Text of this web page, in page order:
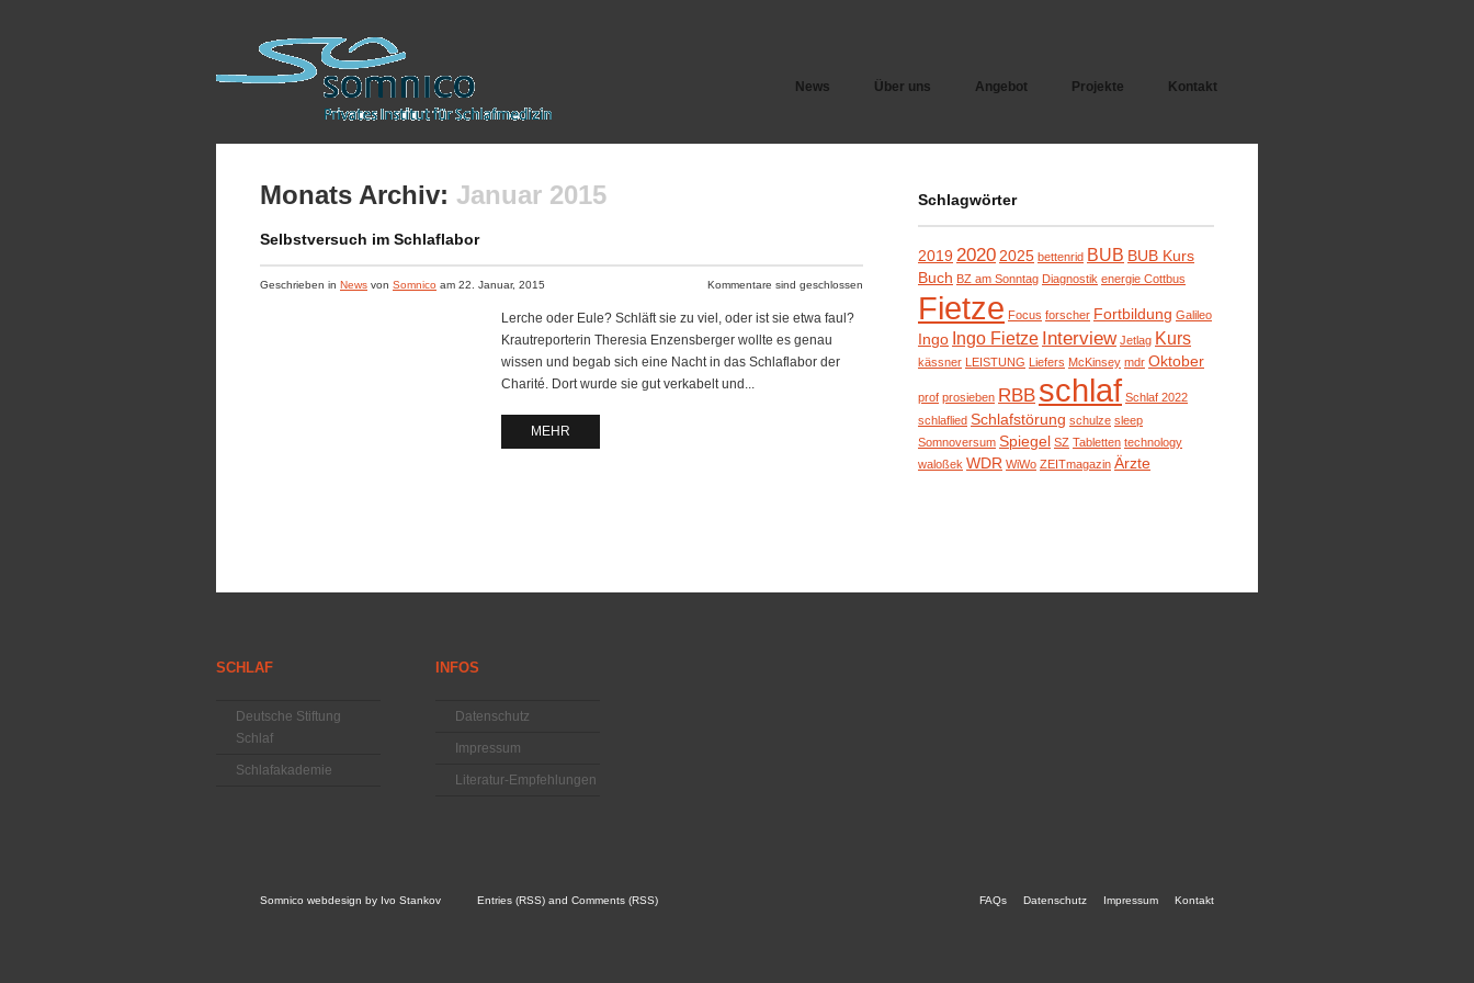
News Über uns Angebot Projekte Kontakt
Monats Archiv: Januar 2015
Selbstversuch im Schlaflabor
Geschrieben in News von Somnico am 22. Januar, 2015 Kommentare sind geschlossen
Lerche oder Eule? Schläft sie zu viel, oder ist sie etwa faul?
Krautreporterin Theresia Enzensberger wollte es genau
wissen und begab sich eine Nacht in das Schlaflabor der
Charité. Dort wurde sie gut verkabelt und...
MEHR
Schlagwörter
2019 2020 2025 bettenrid BUB BUB Kurs
Buch BZ am Sonntag Diagnostik energie Cottbus
Fietze Focus forscher Fortbildung Galileo
Ingo Ingo Fietze Interview Jetlag Kurs
kässner LEISTUNG Liefers McKinsey mdr Oktober
prof prosieben RBB schlaf Schlaf 2022
schlaflied Schlafstörung schulze sleep
Somnoversum Spiegel SZ Tabletten technology
waloßek WDR WiWo ZEITmagazin Ärzte
SCHLAF
Deutsche Stiftung
Schlaf
Schlafakademie
INFOS
Datenschutz
Impressum
Literatur-Empfehlungen
FAQs Datenschutz Impressum Kontakt
Somnico webdesign by Ivo Stankov Entries (RSS) and Comments (RSS)